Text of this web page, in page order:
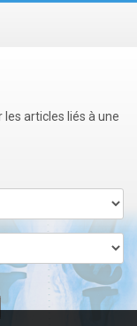
articles liés à une